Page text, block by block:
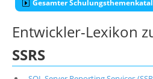
Gesamter
Entwickler-Lexikon
SSRS